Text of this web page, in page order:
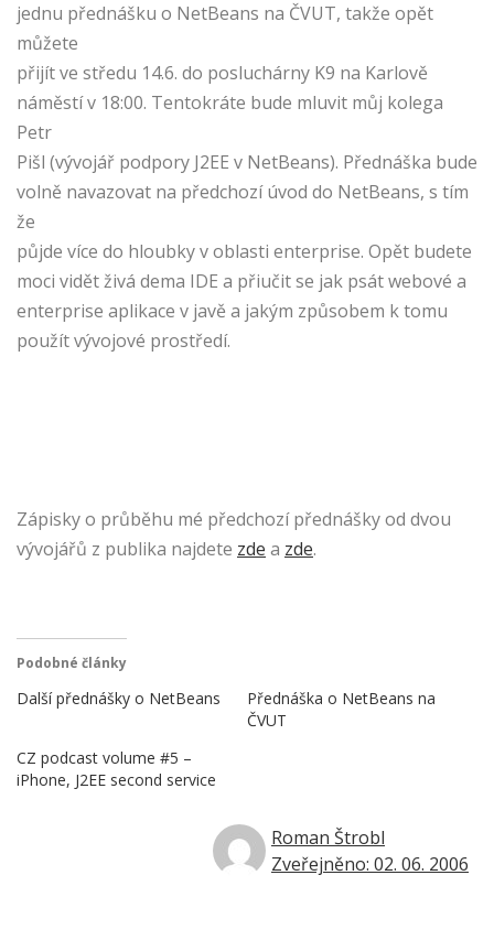
jednu přednášku o NetBeans na ČVUT, takže opět
můžete
přijít ve středu 14.6. do posluchárny K9 na Karlově
náměstí v 18:00. Tentokráte bude mluvit můj kolega
Petr
Pišl (vývojář podpory J2EE v NetBeans). Přednáška bude
volně navazovat na předchozí úvod do NetBeans, s tím
že
půjde více do hloubky v oblasti enterprise. Opět budete
moci vidět živá dema IDE a přiučit se jak psát webové a
enterprise aplikace v javě a jakým způsobem k tomu
použít vývojové prostředí.
Zápisky o průběhu mé předchozí přednášky od dvou
vývojářů z publika najdete zde a zde.
Podobné články
Další přednášky o NetBeans
Přednáška o NetBeans na
ČVUT
CZ podcast volume #5 –
iPhone, J2EE second service
Roman Štrobl
Zveřejněno: 02. 06. 2006